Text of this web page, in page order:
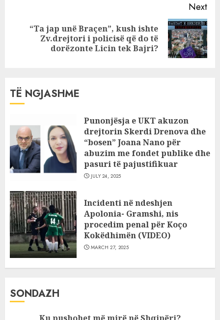
Next
“Ta jap unë Braçen”, kush ishte
Zv.drejtori i policisë që do të
dorëzonte Licin tek Bajri?
TË NGJASHME
Punonjësja e UKT akuzon
drejtorin Skerdi Drenova dhe
“bosen” Joana Nano për
abuzim me fondet publike dhe
pasuri të pajustifikuar
JULY 24, 2025
Incidenti në ndeshjen
Apolonia- Gramshi, nis
procedim penal për Koço
Kokëdhimën (VIDEO)
MARCH 27, 2025
SONDAZH